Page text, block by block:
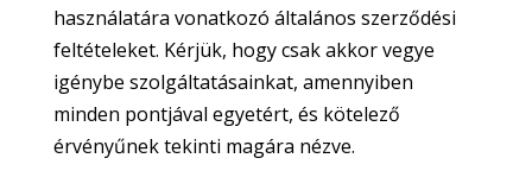
használatára vonatkozó általános szerződési
feltételeket. Kérjük, hogy csak akkor vegye
igénybe szolgáltatásainkat, amennyiben
minden pontjával egyetért, és kötelező
érvényűnek tekinti magára nézve.